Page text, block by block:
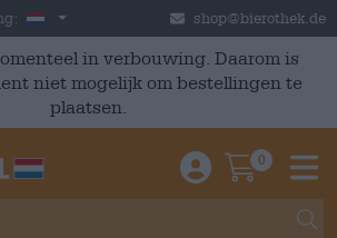
Nederland shop@bierothek.de
in verbouwing. Daarom is
niet mogelijk om bestellingen te
plaatsen.
Einloggen /
0